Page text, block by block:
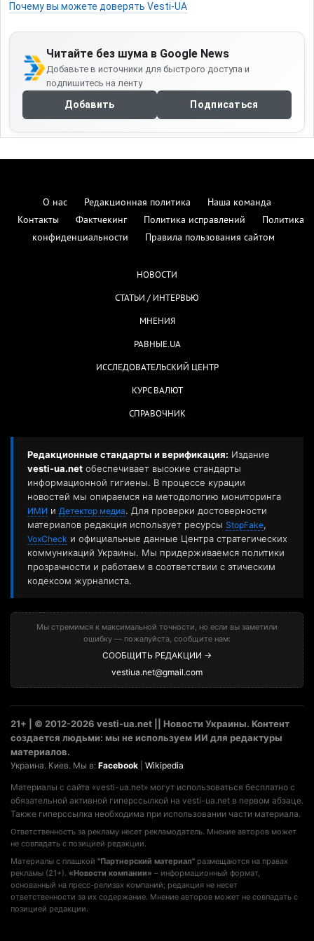
Почему вы можете доверять Vesti-UA
Читайте без шума в Google News
Добавьте в источники для быстрого доступа и
подпишитесь на ленту
Добавить Подписаться
О нас Редакционная политика
Наша команда
Контакты
Фактчекинг Политика исправлений
Политика
конфиденциальности
Правила пользования сайтом
НОВОСТИ
СТАТЬИ / ИНТЕРВЬЮ
МНЕНИЯ
РАВНЫЕ.UA
ИССЛЕДОВАТЕЛЬСКИЙ ЦЕНТР
КУРС ВАЛЮТ
СПРАВОЧНИК
Редакционные стандарты и верификация: Издание
vesti-ua.net обеспечивает высокие стандарты
информационной гигиены. В процессе курации
новостей мы опираемся на методологию мониторинга
ИМИ и Детектор медиа. Для проверки достоверности
материалов редакция использует ресурсы StopFake,
VoxCheck и официальные данные Центра стратегических
коммуникаций Украины. Мы придерживаемся политики
прозрачности и работаем в соответствии с этическим
кодексом журналиста.
Мы стремимся к максимальной точности, но если вы заметили
ошибку — пожалуйста, сообщите нам:
СООБЩИТЬ РЕДАКЦИИ →
vestiua.net@gmail.com
21+ | © 2012-2026 vesti-ua.net || Новости Украины. Контент
создается людьми: мы не используем ИИ для редактуры
материалов.
Украина. Киев. Мы в: Facebook Wikipedia
Материалы с сайта «vesti-ua.net» могут использоваться бесплатно с
обязательной активной гиперссылкой на vesti-ua.net в первом абзаце.
Также гиперссылка необходима при использовании части материала.
Ответственность за рекламу несет рекламодатель. Мнение авторов может
не совпадать с позицией редакции.
Материалы с плашкой "Партнерский материал" размещаются на правах
рекламы (21+). «Новости компании» – информационный формат,
основанный на пресс-релизах компаний; редакция не несет
ответственности за их содержание. Мнение авторов может не совпадать с
позицией редакции.